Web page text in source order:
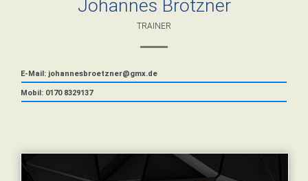
Johannes Brötzner
TRAINER
E-Mail: johannesbroetzner@gmx.de
Mobil: 0170 8329137